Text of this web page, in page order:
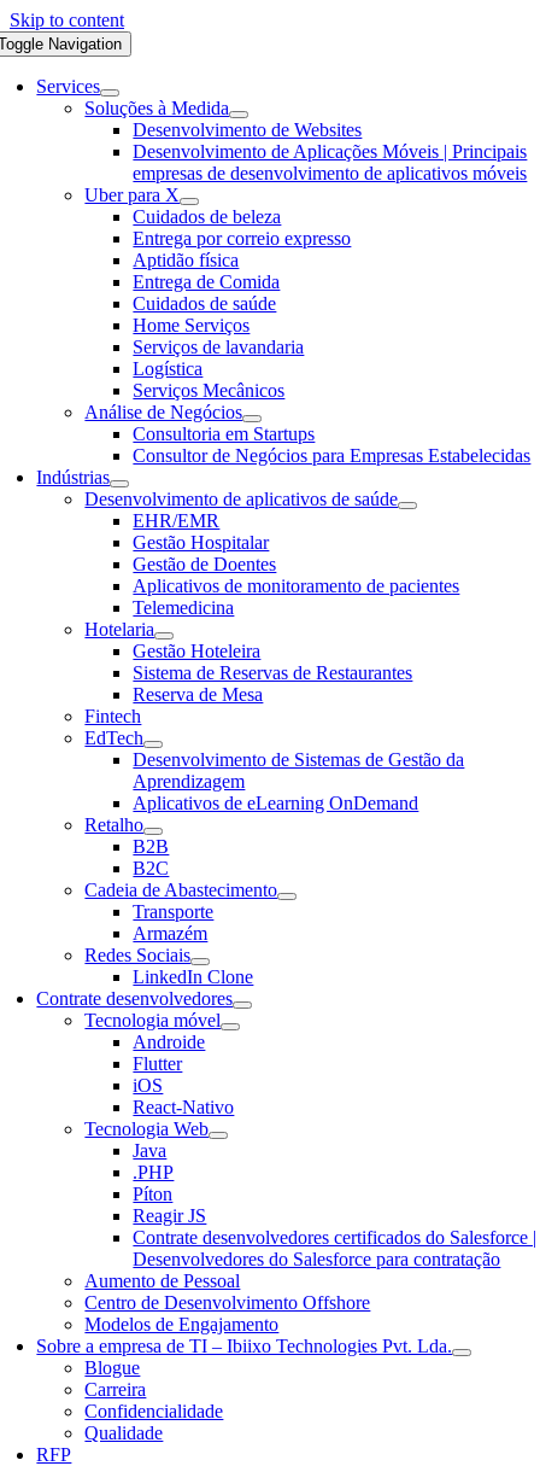
Skip to content
Navigation
Services
Soluções à Medida
Desenvolvimento de Websites
Desenvolvimento de Aplicações Móveis | Principais
empresas de desenvolvimento de aplicativos móveis
Uber para X
Cuidados de beleza
Entrega por correio expresso
Aptidão física
Entrega de Comida
Cuidados de saúde
Home Serviços
Serviços de lavandaria
Logística
Serviços Mecânicos
Análise de Negócios
Consultoria em Startups
Consultor de Negócios para Empresas Estabelecidas
Indústrias
Desenvolvimento de aplicativos de saúde
EHR/EMR
Gestão Hospitalar
Gestão de Doentes
Aplicativos de monitoramento de pacientes
Telemedicina
Hotelaria
Gestão Hoteleira
Sistema de Reservas de Restaurantes
Reserva de Mesa
Fintech
EdTech
Desenvolvimento de Sistemas de Gestão da
Aprendizagem
Aplicativos de eLearning OnDemand
Retalho
B2B
B2C
Cadeia de Abastecimento
Transporte
Armazém
Redes Sociais
LinkedIn Clone
Contrate desenvolvedores
Tecnologia móvel
Androide
Flutter
iOS
React-Nativo
Tecnologia Web
Java
.PHP
Píton
Reagir JS
Contrate desenvolvedores certificados do Salesforce |
Desenvolvedores do Salesforce para contratação
Aumento de Pessoal
Centro de Desenvolvimento Offshore
Modelos de Engajamento
Sobre a empresa de TI – Ibiixo Technologies Pvt. Lda.
Blogue
Carreira
Confidencialidade
Qualidade
RFP